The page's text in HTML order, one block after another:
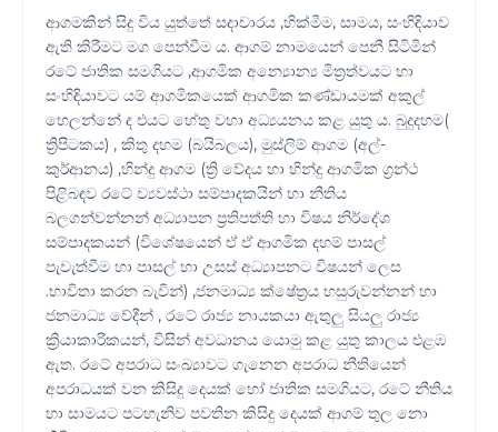
ආගමකින් සිදු විය යුත්තේ සදාචාරය ,හික්මීම, සාමය, සංහිඳියාව
ඇති කිරීමට මග පෙන්වීම ය. ආගම් නාමයෙන් පෙනී සිටිමින්
රටේ ජාතික සමගියට ,ආගමික අන්‍යොන්‍ය මිත්‍රත්වයට හා
සංහිඳියාවට යම් ආගමිකයෙක් ආගමික කණ්ඩායමක් අකුල්
හෙලන්නේ ද එයට හේතු වහා අධ්‍යයනය කළ යුතු ය. බුදුදහම(
ත්‍රිපිටකය) , කිතු දහම (බයිබලය), මුස්ලිම් ආගම (අල්-
කුර්ආනය) ,හින්දු ආගම (ත්‍රි වේදය හා හින්දු ආගමික ග්‍රන්ථ
පිළිබඳව රටේ ව්‍යවස්ථා සම්පාදකයින් හා නීතිය
බලගන්වන්නන් අධ්‍යාපන ප්‍රතිපත්ති හා විෂය නිර්දේශ
සම්පාදකයන් (විශේෂයෙන් ඒ ඒ ආගමික දහම් පාසල්
පැවැත්වීම හා පාසල් හා උසස් අධ්‍යාපනට විෂයන් ලෙස
.භාවිතා කරන බැවින්) ,ජනමාධ්‍ය ක්ෂේත්‍රය හසුරුවන්නන් හා
ජනමාධ්‍ය වේදීන් , රටේ රාජ්‍ය නායකයා ඇතුලු සියලු රාජ්‍ය
ක්‍රියාකාරිකයන්, විසින් අවධානය යොමු කළ යුතු කාලය එළඹ
ඇත. රටේ අපරාධ සංඛ්‍යාවට ගැනෙන අපරාධ නීතියෙන්
අපරාධයක් වන කිසිදු දෙයක් හෝ ජාතික සමගියට, රටේ නීතිය
හා සාමයට පටහැනිව පවතින කිසිදු දෙයක් ආගම් තුල නො